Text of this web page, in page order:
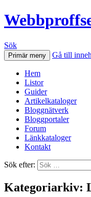
Sök
Primär meny Gå till
Hem
Listor
Guider
Artikelkataloger
Bloggnätverk
Bloggportaler
Forum
Länkkataloger
Kontakt
Sök efter:
Kategoriarkiv: